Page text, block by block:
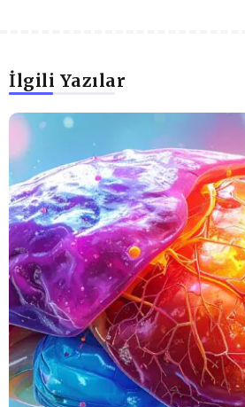
İlgili Yazılar